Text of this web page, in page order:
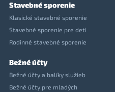
Stavebné sporenie
Klasické stavebné sporenie
Stavebné sporenie pre deti
Rodinné stavebné sporenie
Bežné účty
Bežné účty a balíky služieb
Bežné účty pre mladých